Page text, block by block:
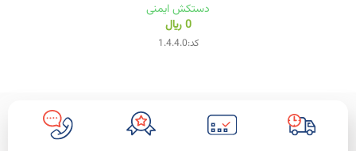
دستکش ایمنی
0 ﷼
کد:1.4.4.0